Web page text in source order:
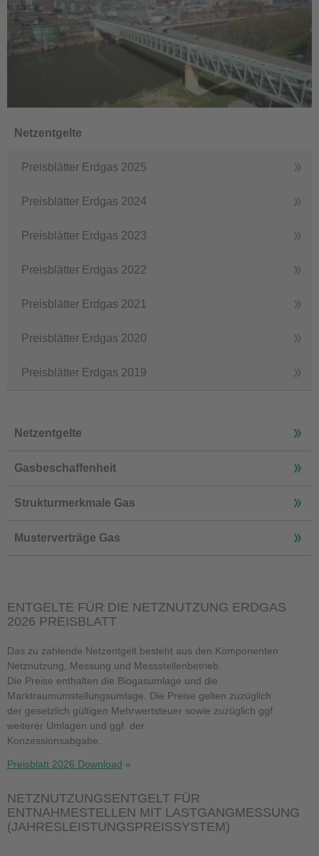
Netzentgelte
Preisblätter Erdgas 2025
Preisblätter Erdgas 2024
Preisblätter Erdgas 2023
Preisblätter Erdgas 2022
Preisblätter Erdgas 2021
Preisblätter Erdgas 2020
Preisblätter Erdgas 2019
Netzentgelte
Gasbeschaffenheit
Strukturmerkmale Gas
Musterverträge Gas
ENTGELTE FÜR DIE NETZNUTZUNG ERDGAS
2026 PREISBLATT
Das zu zahlende Netzentgelt besteht aus den Komponenten
Netznutzung, Messung und Messstellenbetrieb.
Die Preise enthalten die Biogasumlage und die
Marktraumumstellungsumlage. Die Preise gelten zuzüglich
der gesetzlich gültigen Mehrwertsteuer sowie zuzüglich ggf.
weiterer Umlagen und ggf. der
Konzessionsabgabe.
Preisblatt 2026 Download
NETZNUTZUNGSENTGELT FÜR
ENTNAHMESTELLEN MIT LASTGANGMESSUNG
(JAHRESLEISTUNGSPREISSYSTEM)